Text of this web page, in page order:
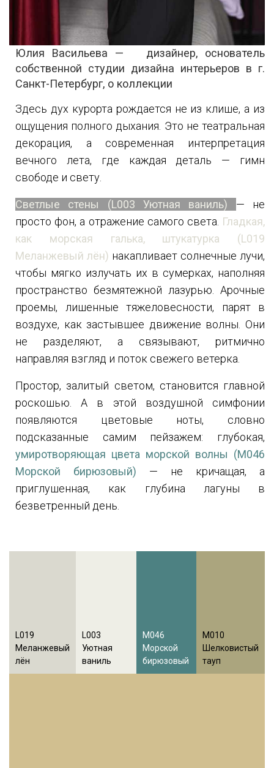
Юлия Васильева — дизайнер, основатель
собственной студии дизайна интерьеров в г.
Санкт-Петербург, о коллекции
Здесь дух курорта рождается не из клише, а из
ощущения полного дыхания. Это не театральная
декорация, а современная интерпретация
вечного лета, где каждая деталь — гимн
свободе и свету.
Светлые стены (L003 Уютная ваниль)
— не
просто фон, а отражение самого света. Гладкая,
как морская галька, штукатурка (L019
Меланжевый лён) накапливает солнечные лучи,
чтобы мягко излучать их в сумерках, наполняя
пространство безмятежной лазурью. Арочные
проемы, лишенные тяжеловесности, парят в
воздухе, как застывшее движение волны. Они
не разделяют, а связывают, ритмично
направляя взгляд и поток свежего ветерка.
Простор, залитый светом, становится главной
роскошью. А в этой воздушной симфонии
появляются цветовые ноты, словно
подсказанные самим пейзажем: глубокая,
умиротворяющая цвета морской волны (M046
Морской бирюзовый) — не кричащая, а
приглушенная, как глубина лагуны в
безветренный день.
L019
Меланжевый
лён
L003
Уютная
ваниль
M046
Морской
бирюзовый
M010
Шелковистый
тауп